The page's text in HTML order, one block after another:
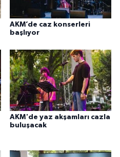
AKM’de caz konserleri
başlıyor
AKM'de yaz akşamları cazla
buluşacak